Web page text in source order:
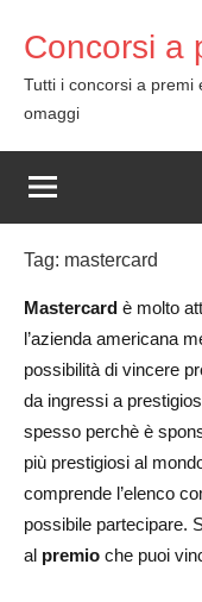
content
Concorsi a
Tutti i concorsi a premi
omaggi
Tag: mastercard
Mastercard è molto
l’azienda americana
possibilità di vincere
da ingressi a
spesso perchè è
più prestigiosi al
comprende l’elenco
possibile partecipare.
al premio che puoi